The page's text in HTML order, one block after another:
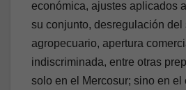
económica, ajustes aplicados
su conjunto, desregulación del
agropecuario, apertura
indiscriminada, entre otras
solo en el Mercosur; sino en el